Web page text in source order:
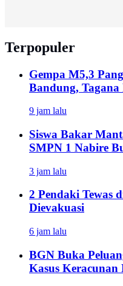
Terpopuler
Gempa M5,3
Bandung,
9 jam lalu
Siswa Bakar
SMPN 1 Nabire
3 jam lalu
2 Pendaki Tewas
Dievakuasi
6 jam lalu
BGN Buka
Kasus Keracunan